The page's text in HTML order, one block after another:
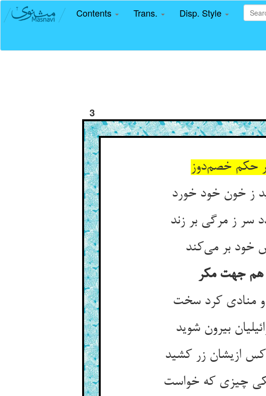
Contents Trans. Disp. Style
3
حکم خصم‌دوز
ز خون خود خورد
ز مرگی بر زند
خود بر می‌کند
هم جهت مکر
منادی کرد سخت
بیرون شوید
ازیشان زر کشید
چیزی که خواست